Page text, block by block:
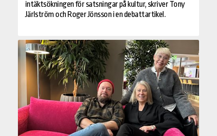
intäktsökningen för satsningar på kultur, skriver Tony
Järlström och Roger Jönsson i en debattartikel.